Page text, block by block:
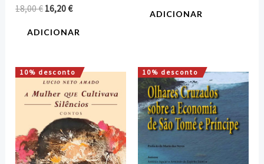
18,00€ 16,20€
ADICIONAR
ADICIONAR
10% desconto
O
preço
original
era:
11,00 €.
O
preço
atual
é:
9,90 €.
10% desconto
O
preço
original
era:
7,00 €.
O
preço
atual
é:
6,30 €.